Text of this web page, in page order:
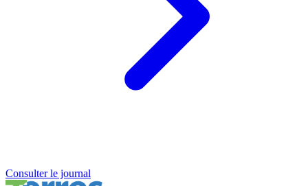
Consulter le journal